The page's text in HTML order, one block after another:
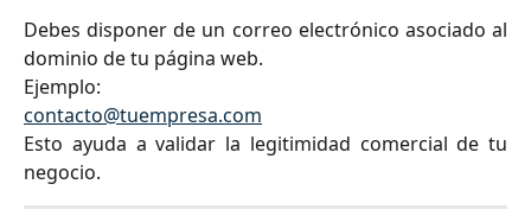
Debes disponer de un correo electrónico asociado al
dominio de tu página web.
Ejemplo:
contacto@tuempresa.com
Esto ayuda a validar la legitimidad comercial de tu
negocio.